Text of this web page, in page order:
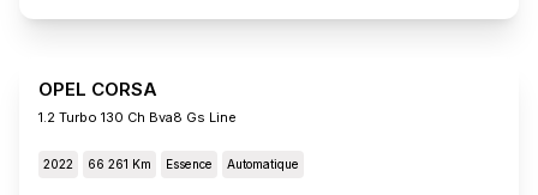
OPEL CORSA
1.2 Turbo 130 Ch Bva8 Gs Line
2022 66 261 Km Essence Automatique